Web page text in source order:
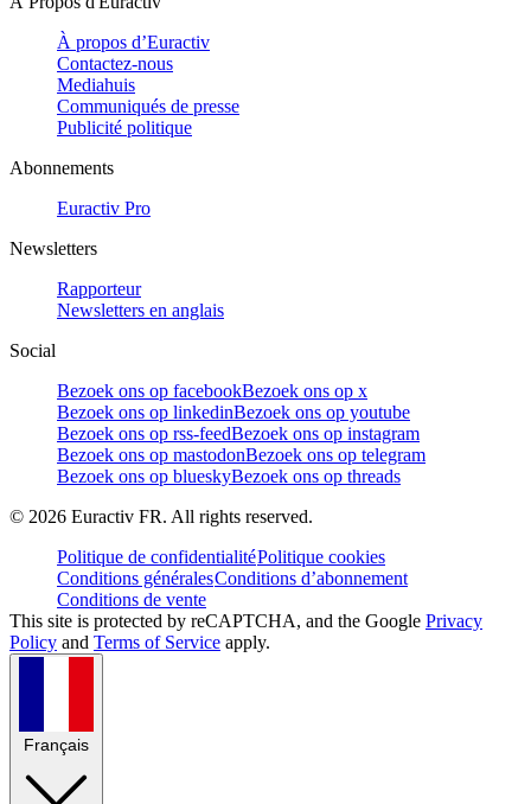
À propos d’Euractiv
Contactez-nous
Mediahuis
Communiqués de presse
Publicité politique
Abonnements
Euractiv Pro
Newsletters
Rapporteur
Newsletters en anglais
Social
Bezoek ons op facebookBezoek ons op x
Bezoek ons op linkedinBezoek ons op youtube
Bezoek ons op rss-feedBezoek ons op instagram
Bezoek ons op mastodonBezoek ons op telegram
Bezoek ons op blueskyBezoek ons op threads
© 2026 Euractiv FR. All rights reserved.
Politique de confidentialitéPolitique cookies
Conditions généralesConditions d’abonnement
Conditions de vente
This site is protected by reCAPTCHA, and the Google Privacy
Policy and Terms of Service apply.
Français